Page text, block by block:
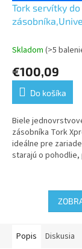
Tork servítky do
kartóne,8
Skladom (>5
€100,09
Do košíka
Biele
zásobníka Tork
ideálne pre
starajú o
Popis Diskusia